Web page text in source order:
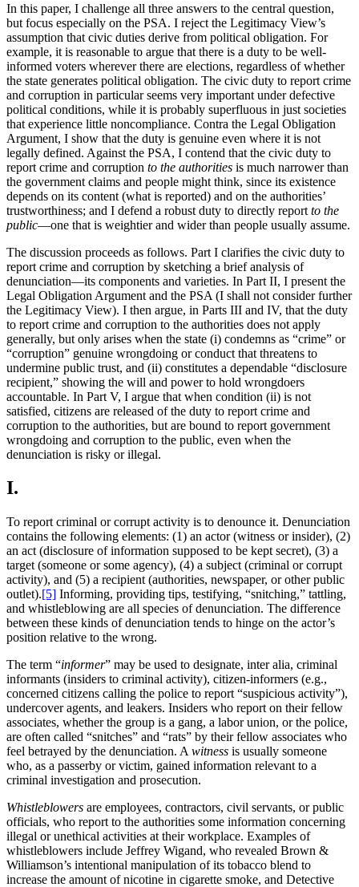
In this paper, I challenge all three answers to the central question,
but focus especially on the PSA. I reject the Legitimacy View’s
assumption that civic duties derive from political obligation. For
example, it is reasonable to argue that there is a duty to be well-
informed voters wherever there are elections, regardless of whether
the state generates political obligation. The civic duty to report crime
and corruption in particular seems very important under defective
political conditions, while it is probably superfluous in just societies
that experience little noncompliance. Contra the Legal Obligation
Argument, I show that the duty is genuine even where it is not
legally defined. Against the PSA, I contend that the civic duty to
report crime and corruption to the authorities is much narrower than
the government claims and people might think, since its existence
depends on its content (what is reported) and on the authorities’
trustworthiness; and I defend a robust duty to directly report to the
public—one that is weightier and wider than people usually assume.
The discussion proceeds as follows. Part I clarifies the civic duty to
report crime and corruption by sketching a brief analysis of
denunciation—its components and varieties. In Part II, I present the
Legal Obligation Argument and the PSA (I shall not consider further
the Legitimacy View). I then argue, in Parts III and IV, that the duty
to report crime and corruption to the authorities does not apply
generally, but only arises when the state (i) condemns as “crime” or
“corruption” genuine wrongdoing or conduct that threatens to
undermine public trust, and (ii) constitutes a dependable “disclosure
recipient,” showing the will and power to hold wrongdoers
accountable. In Part V, I argue that when condition (ii) is not
satisfied, citizens are released of the duty to report crime and
corruption to the authorities, but are bound to report government
wrongdoing and corruption to the public, even when the
denunciation is risky or illegal.
I.
To report criminal or corrupt activity is to denounce it. Denunciation
contains the following elements: (1) an actor (witness or insider), (2)
an act (disclosure of information supposed to be kept secret), (3) a
target (someone or some agency), (4) a subject (criminal or corrupt
activity), and (5) a recipient (authorities, newspaper, or other public
outlet).[5] Informing, providing tips, testifying, “snitching,” tattling,
and whistleblowing are all species of denunciation. The difference
between these kinds of denunciation tends to hinge on the actor’s
position relative to the wrong.
The term “informer” may be used to designate, inter alia, criminal
informants (insiders to criminal activity), citizen-informers (e.g.,
concerned citizens calling the police to report “suspicious activity”),
undercover agents, and leakers. Insiders who report on their fellow
associates, whether the group is a gang, a labor union, or the police,
are often called “snitches” and “rats” by their fellow associates who
feel betrayed by the denunciation. A witness is usually someone
who, as a passerby or victim, gained information relevant to a
criminal investigation and prosecution.
Whistleblowers are employees, contractors, civil servants, or public
officials, who report to the authorities some information concerning
illegal or unethical activities at their workplace. Examples of
whistleblowers include Jeffrey Wigand, who revealed Brown &
Williamson’s intentional manipulation of its tobacco blend to
increase the amount of nicotine in cigarette smoke, and Detective